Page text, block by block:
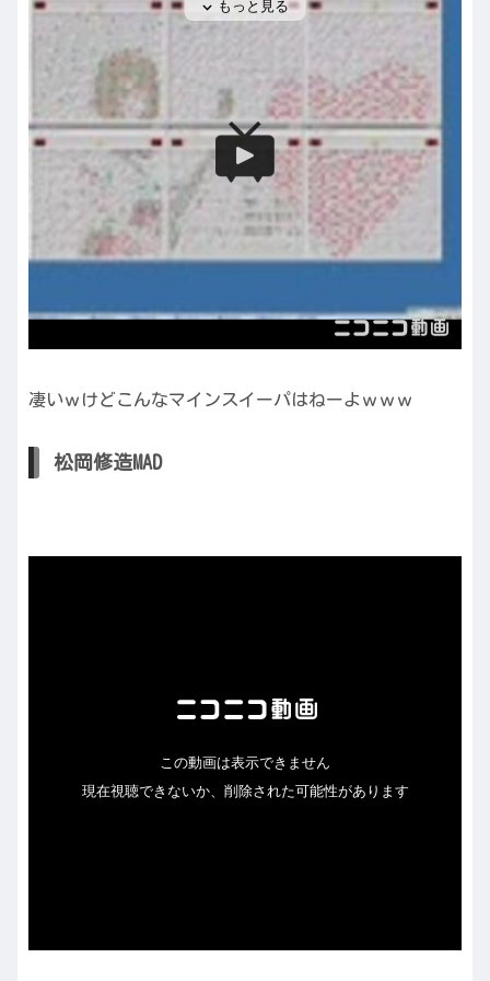
凄いｗけどこんなマインスイーパはねーよｗｗｗ
松岡修造MAD